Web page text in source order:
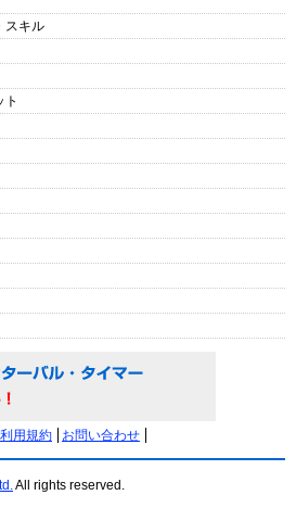
スキル
ト
利用規約 お問い合わせ
All rights reserved.